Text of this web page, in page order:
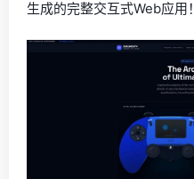
生成的完整交互式Web应用！